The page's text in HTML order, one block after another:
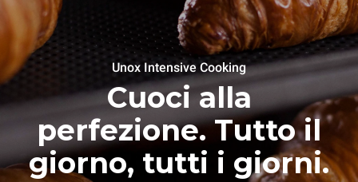
Unox Intensive Cooking
Cuoci alla
perfezione. Tutto il
giorno, tutti i giorni.